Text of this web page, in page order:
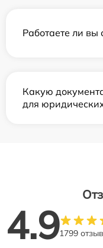
Работаете ли вы
Какую
для
4.91799